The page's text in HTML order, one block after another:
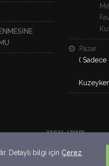
Pazar
( Sadece
YASAL UYARI
Detaylı bilgi içinÇerez